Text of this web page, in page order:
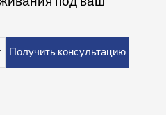
Получить консультацию